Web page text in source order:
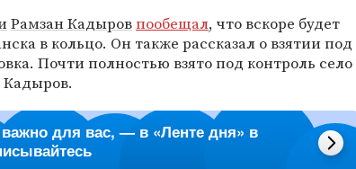
Рамзан Кадыровпообещал, что вскоре будет
в кольцо. Он также рассказал о взятии под
Почти полностью взято под контроль село
для вас, — в «Ленте дня» в